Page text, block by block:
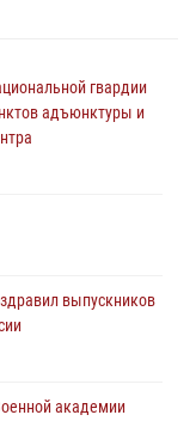
гвардии
адъюнктуры и
выпускников
академии